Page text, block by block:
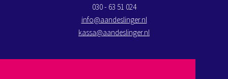
030 - 63 51 024
info@aandeslinger.nl
kassa@aandeslinger.nl